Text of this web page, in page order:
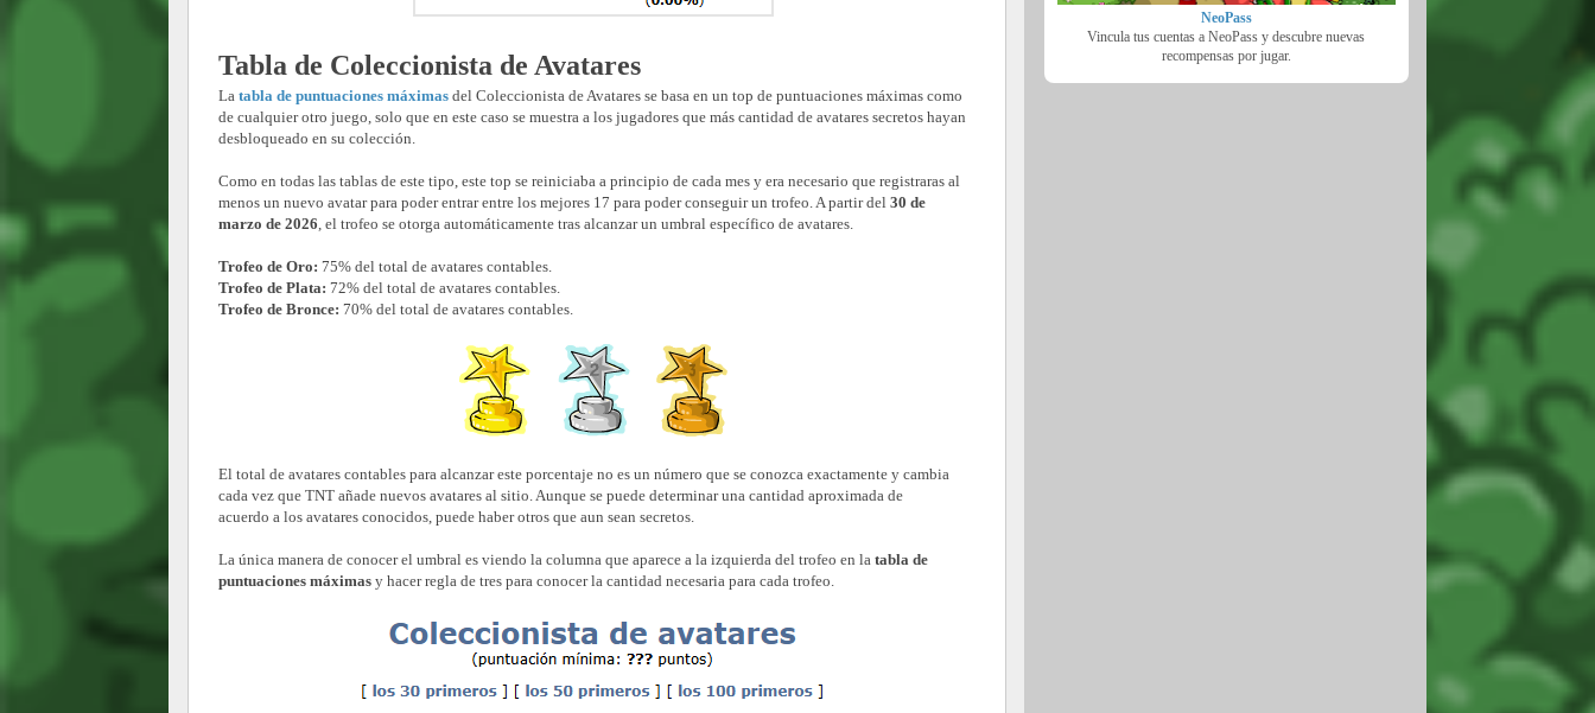
Tabla de Coleccionista de Avatares
La tabla de puntuaciones máximas del Coleccionista de Avatares se basa en un top de puntuaciones máximas como
de cualquier otro juego, solo que en este caso se muestra a los jugadores que más cantidad de avatares secretos hayan
desbloqueado en su colección.
Como en todas las tablas de este tipo, este top se reiniciaba a principio de cada mes y era necesario que registraras al
menos un nuevo avatar para poder entrar entre los mejores 17 para poder conseguir un trofeo. A partir del 30 de
marzo de 2026, el trofeo se otorga automáticamente tras alcanzar un umbral específico de avatares.
Trofeo de Oro: 75% del total de avatares contables.
Trofeo de Plata: 72% del total de avatares contables.
Trofeo de Bronce: 70% del total de avatares contables.
El total de avatares contables para alcanzar este porcentaje no es un número que se conozca exactamente y cambia
cada vez que TNT añade nuevos avatares al sitio. Aunque se puede determinar una cantidad aproximada de
acuerdo a los avatares conocidos, puede haber otros que aun sean secretos.
La única manera de conocer el umbral es viendo la columna que aparece a la izquierda del trofeo en la tabla de
puntuaciones máximas y hacer regla de tres para conocer la cantidad necesaria para cada trofeo.
NeoPass
Vincula tus cuentas a NeoPass y descubre nuevas
recompensas por jugar.